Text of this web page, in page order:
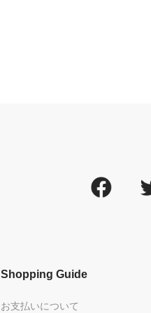
Shopping Guide
お支払いについて